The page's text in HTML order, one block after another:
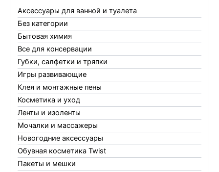
Аксессуары для ванной и туалета
Без категории
Бытовая химия
Все для консервации
Губки, салфетки и тряпки
Игры развивающие
Клея и монтажные пены
Косметика и уход
Ленты и изоленты
Мочалки и массажеры
Новогодние аксессуары
Обувная косметика Twist
Пакеты и мешки